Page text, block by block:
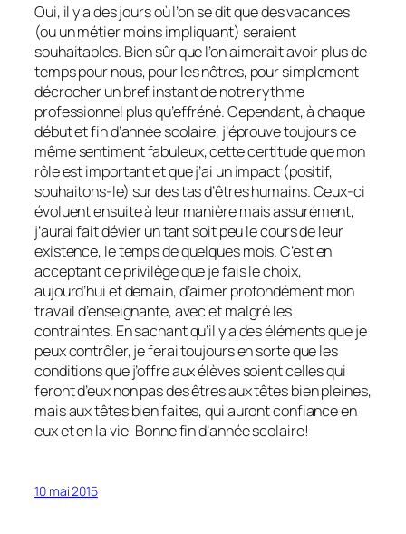
Oui, il y a des jours où l’on se dit que des vacances
(ou un métier moins impliquant) seraient
souhaitables. Bien sûr que l’on aimerait avoir plus de
temps pour nous, pour les nôtres, pour simplement
décrocher un bref instant de notre rythme
professionnel plus qu’effréné. Cependant, à chaque
début et fin d’année scolaire, j’éprouve toujours ce
même sentiment fabuleux, cette certitude que mon
rôle est important et que j’ai un impact (positif,
souhaitons-le) sur des tas d’êtres humains. Ceux-ci
évoluent ensuite à leur manière mais assurément,
j’aurai fait dévier un tant soit peu le cours de leur
existence, le temps de quelques mois. C’est en
acceptant ce privilège que je fais le choix,
aujourd’hui et demain, d’aimer profondément mon
travail d’enseignante, avec et malgré les
contraintes. En sachant qu’il y a des éléments que je
peux contrôler, je ferai toujours en sorte que les
conditions que j’offre aux élèves soient celles qui
feront d’eux non pas des êtres aux têtes bien pleines,
mais aux têtes bien faites, qui auront confiance en
eux et en la vie! Bonne fin d’année scolaire!
10 mai 2015